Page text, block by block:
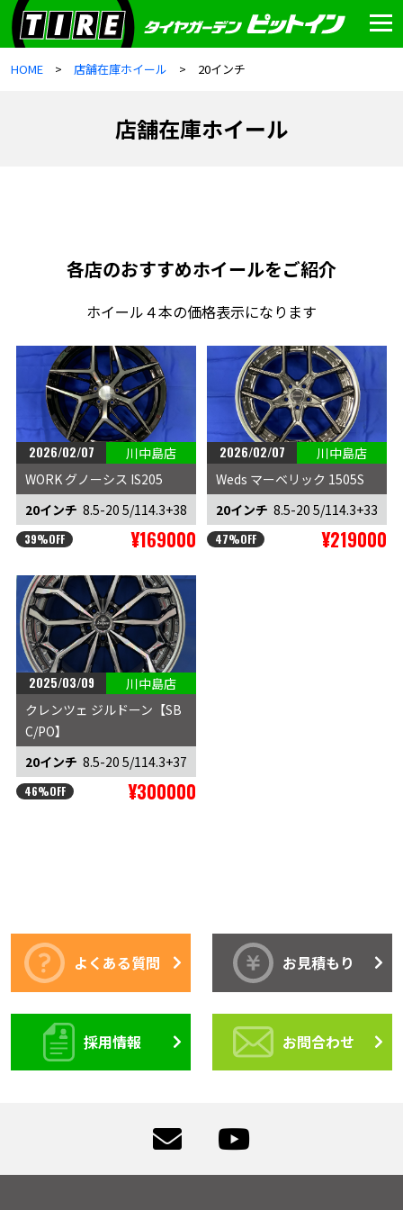
HOME 店舗在庫ホイール 20インチ
店舗在庫ホイール
各店のおすすめホイールをご紹介
ホイール４本の価格表示になります
2026/02/07
川中島店
WORK グノーシス IS205
20インチ 8.5-20 5/114.3+38
39%OFF ¥169000
2026/02/07
川中島店
Weds マーベリック 1505S
20インチ 8.5-20 5/114.3+33
47%OFF ¥219000
2025/03/09
川中島店
クレンツェ ジルドーン【SB
C/PO】
20インチ 8.5-20 5/114.3+37
46%OFF ¥300000
よくある質問 お見積もり
採用情報 お問合わせ